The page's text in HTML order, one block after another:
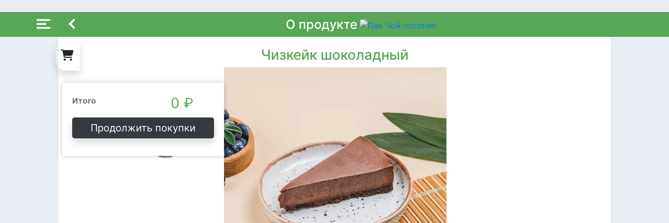
О продукте
Ой, пусто!
Итого 0 ₽
Продолжить покупки
Чизкейк шоколадный